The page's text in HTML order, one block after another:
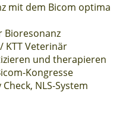
mit dem Bicom optima
Bioresonanz
KTT Veterinär
und therapieren
Kongresse
NLS-System